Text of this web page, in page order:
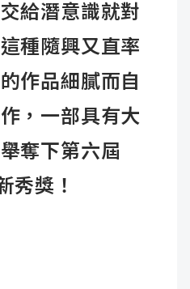
給潛意識就對
種隨興又直率
作品細膩而自
，一部具有大
奪下第六屆
秀獎！